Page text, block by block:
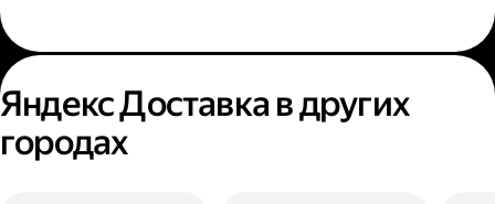
Яндекс Доставка в других
городах